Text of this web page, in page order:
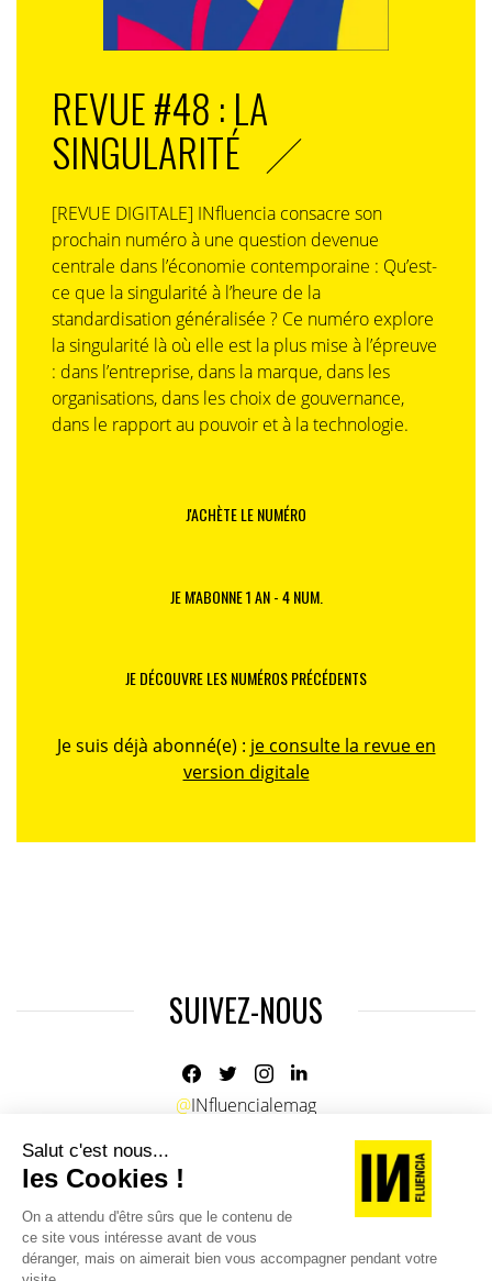
REVUE #48 : LA
SINGULARITÉ
[REVUE DIGITALE] INfluencia consacre son
prochain numéro à une question devenue
centrale dans l’économie contemporaine : Qu’est-
ce que la singularité à l’heure de la
standardisation généralisée ? Ce numéro explore
la singularité là où elle est la plus mise à l’épreuve
: dans l’entreprise, dans la marque, dans les
organisations, dans les choix de gouvernance,
dans le rapport au pouvoir et à la technologie.
J'ACHÈTE LE NUMÉRO
JE M'ABONNE 1 AN - 4 NUM.
JE DÉCOUVRE LES NUMÉROS PRÉCÉDENTS
Je suis déjà abonné(e) : je consulte la revue en
version digitale
SUIVEZ-NOUS
@INfluencialemag